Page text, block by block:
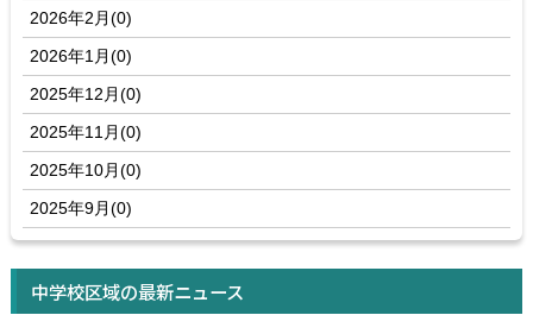
2026年2月(0)
2026年1月(0)
2025年12月(0)
2025年11月(0)
2025年10月(0)
2025年9月(0)
中学校区域の最新ニュース